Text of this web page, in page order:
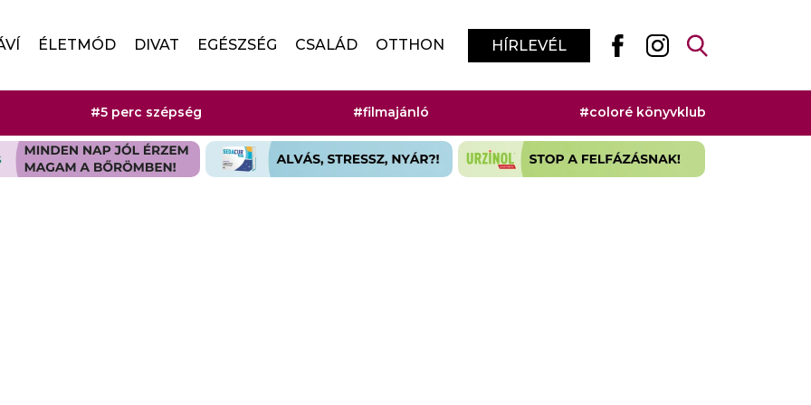
ÉLETMÓD DIVAT EGÉSZSÉG CSALÁD OTTHON HÍRLEVÉL
#5 perc szépség #filmajánló #coloré könyvklub